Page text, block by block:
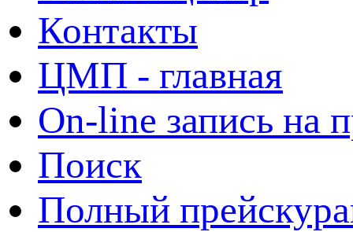
Контакты
ЦМП - главная
On-line запись на
Поиск
Полный